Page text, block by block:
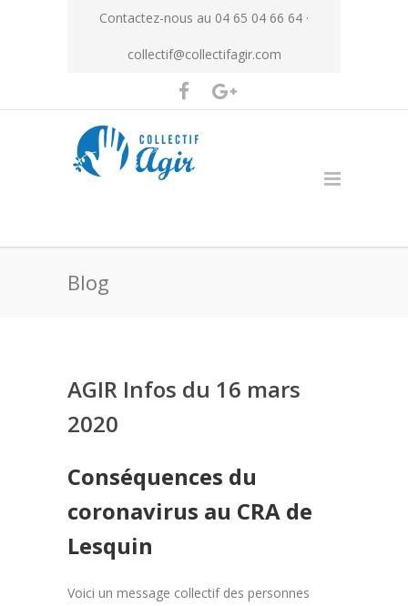
Contactez-nous au 04 65 04 66 64 ·
collectif@collectifagir.com
Blog
AGIR Infos du 16 mars
2020
Conséquences du
coronavirus au CRA de
Lesquin
Voici un message collectif des personnes